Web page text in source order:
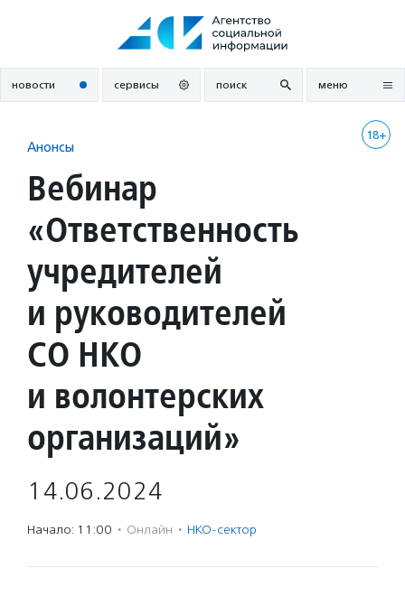
новости сервисы поиск меню
18+
Анонсы
Вебинар
«Ответственность
учредителей
и руководителей
СО НКО
и волонтерских
организаций»
14.06.2024
Начало: 11:00 · Онлайн · НКО-сектор